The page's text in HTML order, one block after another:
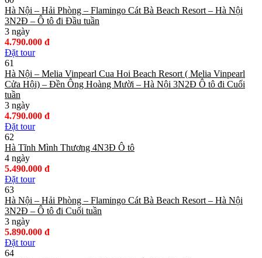
Hà Nội – Hải Phòng – Flamingo Cát Bà Beach Resort – Hà Nội
3N2Đ – Ô tô đi Đầu tuần
3 ngày
4.790.000 đ
Đặt tour
61
Hà Nội – Melia Vinpearl Cua Hoi Beach Resort ( Melia Vinpearl
Cửa Hội) – Đền Ông Hoàng Mười – Hà Nội 3N2Đ Ô tô đi Cuối
tuần
3 ngày
4.790.000 đ
Đặt tour
62
Hà Tĩnh Mình Thương 4N3Đ Ô tô
4 ngày
5.490.000 đ
Đặt tour
63
Hà Nội – Hải Phòng – Flamingo Cát Bà Beach Resort – Hà Nội
3N2Đ – Ô tô đi Cuối tuần
3 ngày
5.890.000 đ
Đặt tour
64